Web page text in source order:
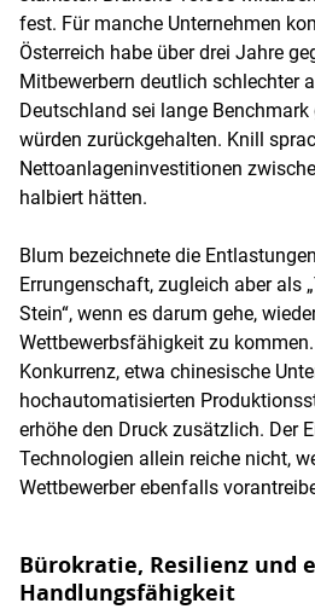
fest. Für manche Unternehmen
Österreich habe über drei Jahre
Mitbewerbern deutlich schlechter
Deutschland sei lange
würden zurückgehalten. Knill
Nettoanlageninvestitionen
halbiert hätten.
Blum bezeichnete die
Errungenschaft, zugleich aber als
Stein“, wenn es darum gehe,
Wettbewerbsfähigkeit zu
Konkurrenz, etwa chinesische
hochautomatisierten
erhöhe den Druck zusätzlich. Der
Technologien allein reiche nicht,
Wettbewerber ebenfalls
Bürokratie, Resilienz und
Handlungsfähigkeit